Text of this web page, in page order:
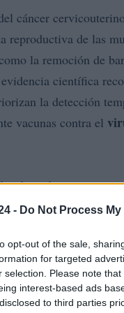
- Do Not Process
opt-out of the sale,
for targeted
selection. Please note
interest-based ads
to third parties
cáncer
de las
la remoción de
científica
la detección
vacunas contra el
y
de Papanicolaou) fue
Latina y el
en
en laorganización de
y culturales. En